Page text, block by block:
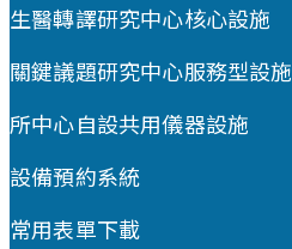
生醫轉譯研究中心核心設施
關鍵議題研究中心服務型設施
所中心自設共用儀器設施
設備預約系統
常用表單下載